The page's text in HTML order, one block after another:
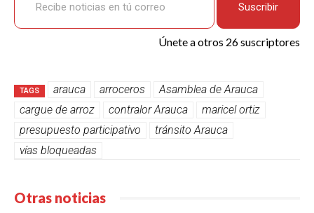
Suscribir
Únete a otros 26 suscriptores
TAGS arauca arroceros
Asamblea de Arauca
cargue de arroz
contralor Arauca
maricel ortiz
presupuesto participativo
tránsito Arauca
vías bloqueadas
Otras noticias